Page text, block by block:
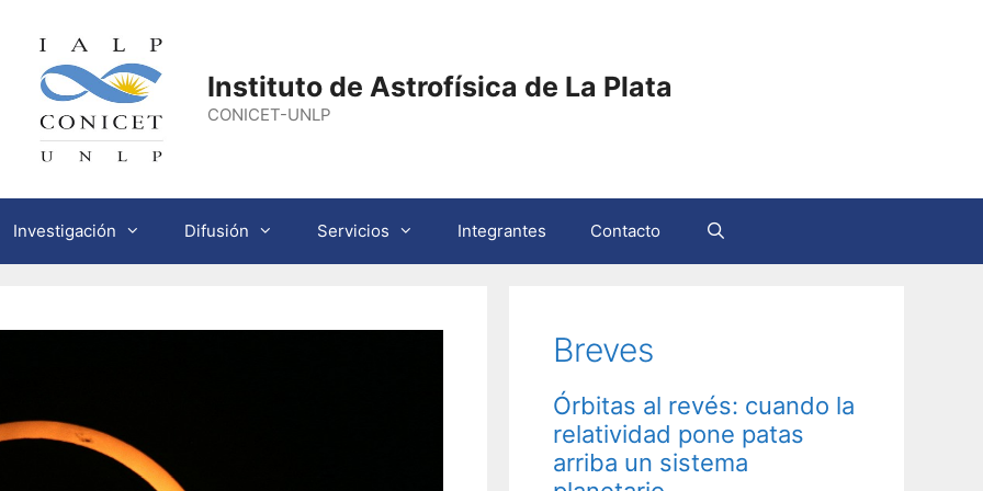
Instituto de Astrofísica de La Plata
CONICET-UNLP
Investigación Difusión Servicios Integrantes Contacto
Breves
Órbitas al revés: cuando la
relatividad pone patas
arriba un sistema